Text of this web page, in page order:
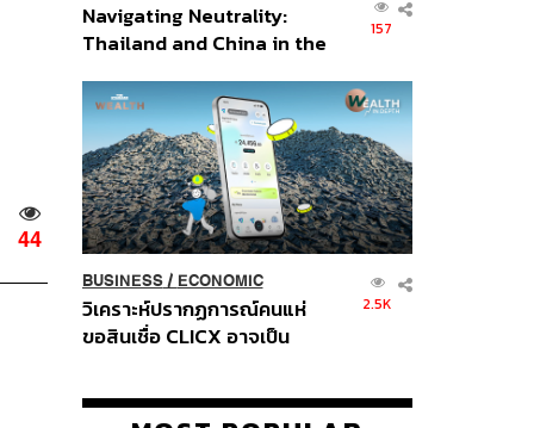
44
Navigating Neutrality:
Thailand and China in the
Order
157
BUSINESS/ ECONOMIC
วิเคราะห์ปรากฏการณ์คนแห่
ขอสินเชื่อ CLICX อาจเป็น
ปัญหาหนี้ครัวเรือนไทยที่ถูกซุก
2.5K